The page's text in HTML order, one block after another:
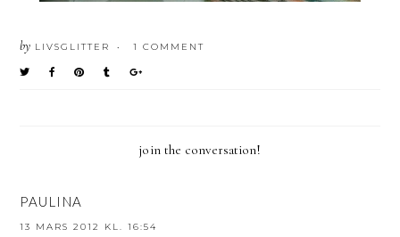
by LIVSGLITTER • 1 COMMENT
join the conversation!
PAULINA
13 MARS 2012 KL. 16:54